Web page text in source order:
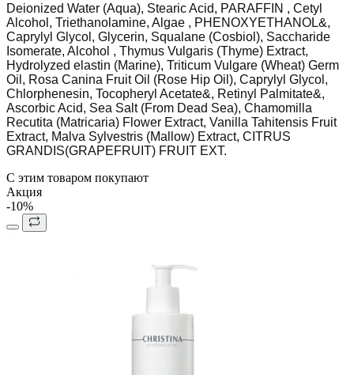
Deionized Water (Aqua), Stearic Acid, PARAFFIN , Cetyl
Alcohol, Triethanolamine, Algae , PHENOXYETHANOL&,
Caprylyl Glycol, Glycerin, Squalane (Cosbiol), Saccharide
Isomerate, Alcohol , Thymus Vulgaris (Thyme) Extract,
Hydrolyzed elastin (Marine), Triticum Vulgare (Wheat) Germ
Oil, Rosa Canina Fruit Oil (Rose Hip Oil), Caprylyl Glycol,
Chlorphenesin, Tocopheryl Acetate&, Retinyl Palmitate&,
Ascorbic Acid, Sea Salt (From Dead Sea), Chamomilla
Recutita (Matricaria) Flower Extract, Vanilla Tahitensis Fruit
Extract, Malva Sylvestris (Mallow) Extract, CITRUS
GRANDIS(GRAPEFRUIT) FRUIT EXT.
С этим товаром покупают
Акция
-10%